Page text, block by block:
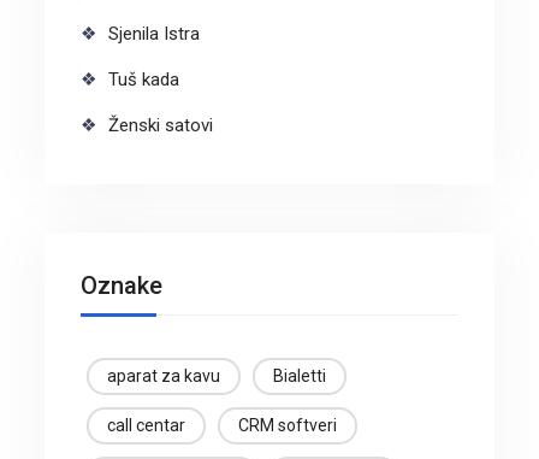
Sjenila Istra
Tuš kada
Ženski satovi
Oznake
aparat za kavu Bialetti
call centar CRM softveri